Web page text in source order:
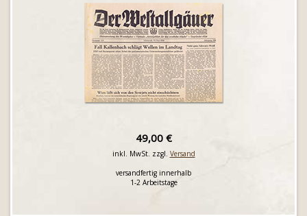
49,00 €
inkl. MwSt. zzgl. Versand
versandfertig innerhalb
1-2 Arbeitstage